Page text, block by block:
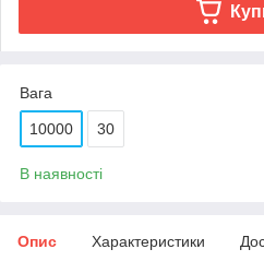
Вага
10000 30
В наявності
Опис Характеристики